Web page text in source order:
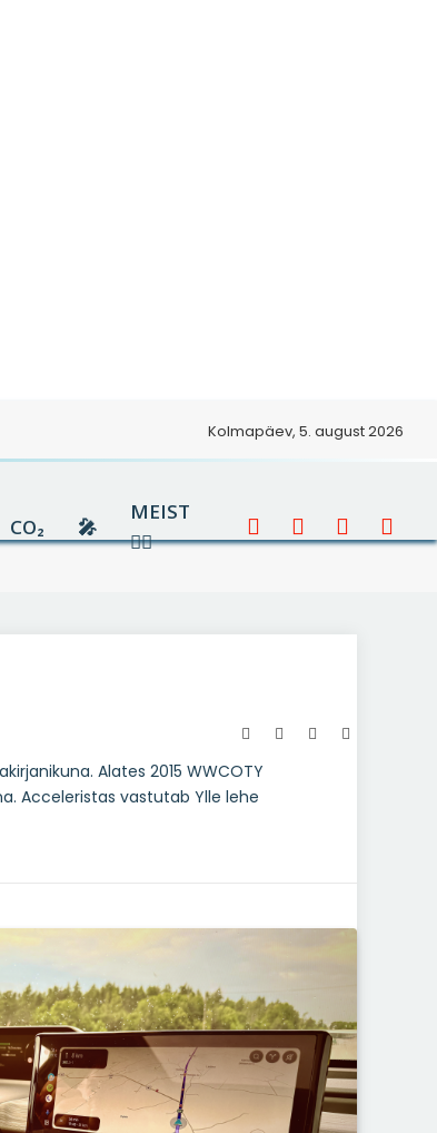
Kolmapäev, 5. august 2026
CO₂ 🎤︎︎
MEIST
✍🏻
Facebook
X
Instagram
WebsiteFacebookInstagram
Alates 2015 WWCOTY
Acceleristas vastutab Ylle lehe